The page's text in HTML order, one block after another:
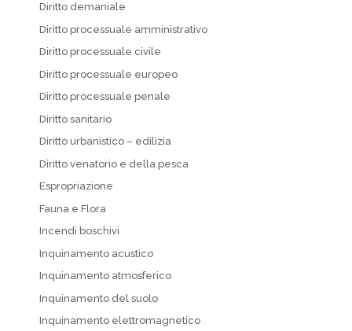
Diritto demaniale
Diritto processuale amministrativo
Diritto processuale civile
Diritto processuale europeo
Diritto processuale penale
Diritto sanitario
Diritto urbanistico – edilizia
Diritto venatorio e della pesca
Espropriazione
Fauna e Flora
Incendi boschivi
Inquinamento acustico
Inquinamento atmosferico
Inquinamento del suolo
Inquinamento elettromagnetico